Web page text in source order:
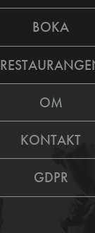
BOKA
OM
KONTAKT
GDPR